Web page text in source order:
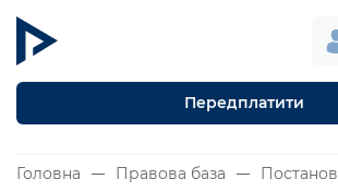
Передплатити
Головна Правова база